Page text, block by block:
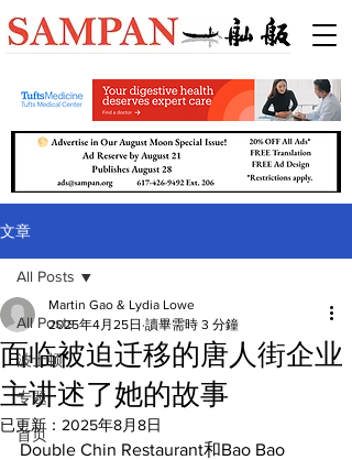
文章
All Posts
波士顿
专题
首页
All Posts
面临被迫迁移的唐人街企业
主讲述了她的故事
Martin Gao & Lydia Lowe
2025年4月25日 讀畢需時 3 分鐘
已更新： 2025年8月8日
Double Chin Restaurant和Bao Bao